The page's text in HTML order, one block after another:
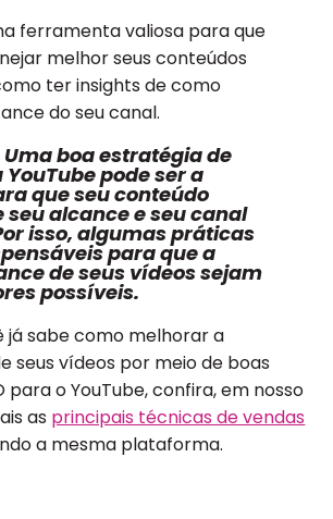
ferramenta valiosa para que
melhor seus conteúdos
ter insights de como
do seu canal.
Uma boa estratégia de
YouTube pode ser a
que seu conteúdo
seu alcance e seu canal
isso, algumas práticas
para que a
de seus vídeos sejam
possíveis.
já sabe como melhorar a
seus vídeos por meio de boas
para o YouTube, confira, em nosso
as principais técnicas de vendas
a mesma plataforma.